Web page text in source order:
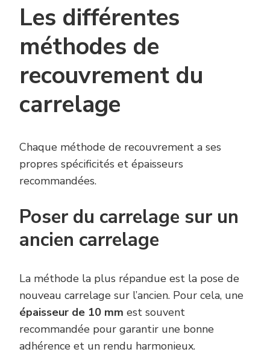
Les différentes
méthodes de
recouvrement du
carrelage
Chaque méthode de recouvrement a ses
propres spécificités et épaisseurs
recommandées.
Poser du carrelage sur un
ancien carrelage
La méthode la plus répandue est la pose de
nouveau carrelage sur l’ancien. Pour cela, une
épaisseur de 10 mm est souvent
recommandée pour garantir une bonne
adhérence et un rendu harmonieux.